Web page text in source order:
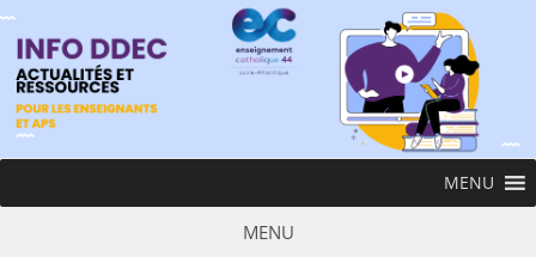
Skip
to
content
InfoDDEC
Ens
MENU
MENU